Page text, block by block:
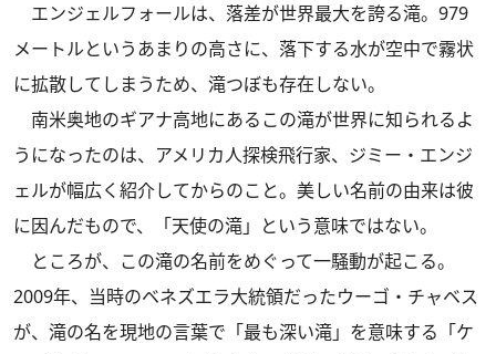
エンジェルフォールは、落差が世界最大を誇る滝。979
メートルというあまりの高さに、落下する水が空中で霧状
に拡散してしまうため、滝つぼも存在しない。
南米奥地のギアナ高地にあるこの滝が世界に知られるよ
うになったのは、アメリカ人探検飛行家、ジミー・エンジ
ェルが幅広く紹介してからのこと。美しい名前の由来は彼
に因んだもので、「天使の滝」という意味ではない。
ところが、この滝の名前をめぐって一騒動が起こる。
2009年、当時のベネズエラ大統領だったウーゴ・チャベス
が、滝の名を現地の言葉で「最も深い滝」を意味する「ケ